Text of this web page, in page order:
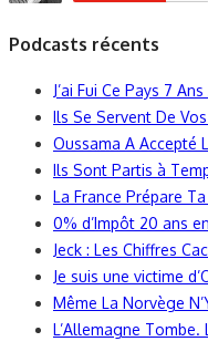
Podcasts récents
J’ai Fui Ce Pays 7
Ils Se Servent De
Oussama A Accepté
Ils Sont Partis à
La France Prépare
0% d’Impôt 20 ans
Jeck : Les Chiffres
Je suis une victime
Même La Norvège
L’Allemagne Tombe.